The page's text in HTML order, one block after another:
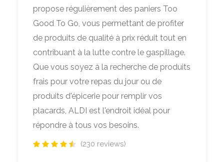
propose régulièrement des paniers Too
Good To Go, vous permettant de profiter
de produits de qualité à prix réduit tout en
contribuant à la lutte contre le gaspillage.
Que vous soyez à la recherche de produits
frais pour votre repas du jour ou de
produits d'épicerie pour remplir vos
placards, ALDI est l'endroit idéal pour
répondre à tous vos besoins.
(230 reviews)